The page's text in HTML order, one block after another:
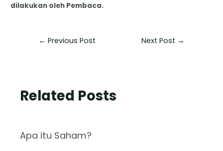
dilakukan oleh Pembaca.
← Previous Post Next Post →
Related Posts
Apa itu Saham?